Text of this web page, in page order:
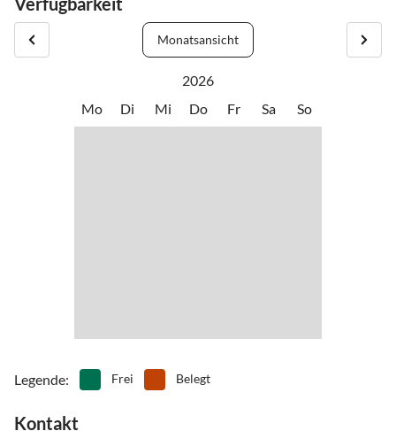
Angefangen mit einem Spaziergang in den Dünen bei
Sonnenaufgang bis hin zur Entspannungsmassage.
Domburg bietet Ihnen alle Möglichkeiten angefangen vom
Entspannungswochenende bis hin zu Ferien voller Aktivitäten.
Monatsansicht
2026
Mo
Di Mi Do Fr Sa So
Legende: Frei Belegt
Kontakt